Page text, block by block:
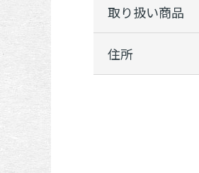
取り扱い商品
住所